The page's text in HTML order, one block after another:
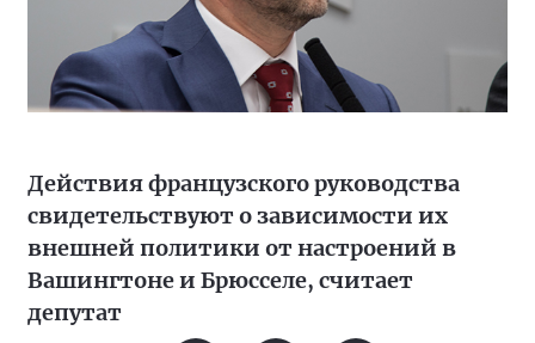
Действия французского руководства
свидетельствуют о зависимости их
внешней политики от настроений в
Вашингтоне и Брюсселе, считает
депутат